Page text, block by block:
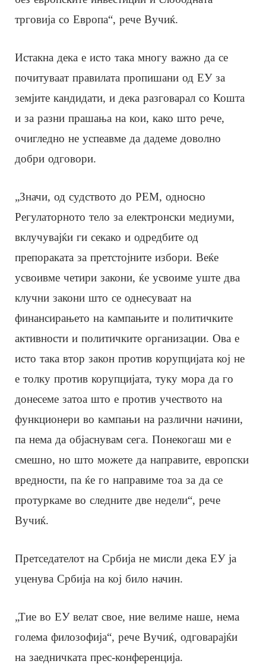
трговија со Европа“, рече Вучиќ.
Истакна дека е исто така многу важно да се
почитуваат правилата пропишани од ЕУ за
земјите кандидати, и дека разговарал со Кошта
и за разни прашања на кои, како што рече,
очигледно не успеавме да дадеме доволно
добри одговори.
„Значи, од судството до РЕМ, односно
Регулаторното тело за електронски медиуми,
вклучувајќи ги секако и одредбите од
препораката за претстојните избори. Веќе
усвоивме четири закони, ќе усвоиме уште два
клучни закони што се однесуваат на
финансирањето на кампањите и политичките
активности и политичките организации. Ова е
исто така втор закон против корупцијата кој не
е толку против корупцијата, туку мора да го
донесеме затоа што е против учеството на
функционери во кампањи на различни начини,
па нема да објаснувам сега. Понекогаш ми е
смешно, но што можете да направите, европски
вредности, па ќе го направиме тоа за да се
протуркаме во следните две недели“, рече
Вучиќ.
Претседателот на Србија не мисли дека ЕУ ја
уценува Србија на кој било начин.
„Тие во ЕУ велат свое, ние велиме наше, нема
голема филозофија“, рече Вучиќ, одговарајќи
на заедничката прес-конференција.